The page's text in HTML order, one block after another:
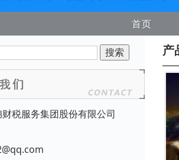
首页
税服务集团股份有限公司
产